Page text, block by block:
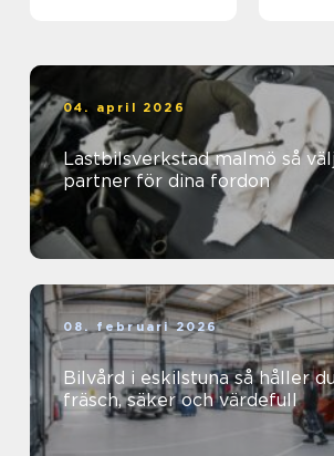
04. april 2026
Lastbilsverkstad malmö så väljer du rätt
partner för dina fordon
08. februari 2026
Bilvård i eskilstuna så håller du bilen
fräsch, säker och värdefull